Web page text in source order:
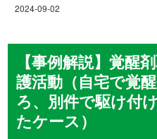
2024-09-02
【事例解説】覚醒
護活動（自宅で覚
ろ、別件で駆け付
たケース）